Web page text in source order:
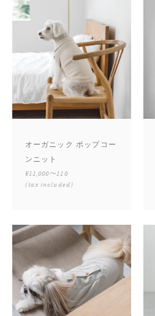
オーガニック ポップコー
ンニット
¥11,000〜110
(tax included)